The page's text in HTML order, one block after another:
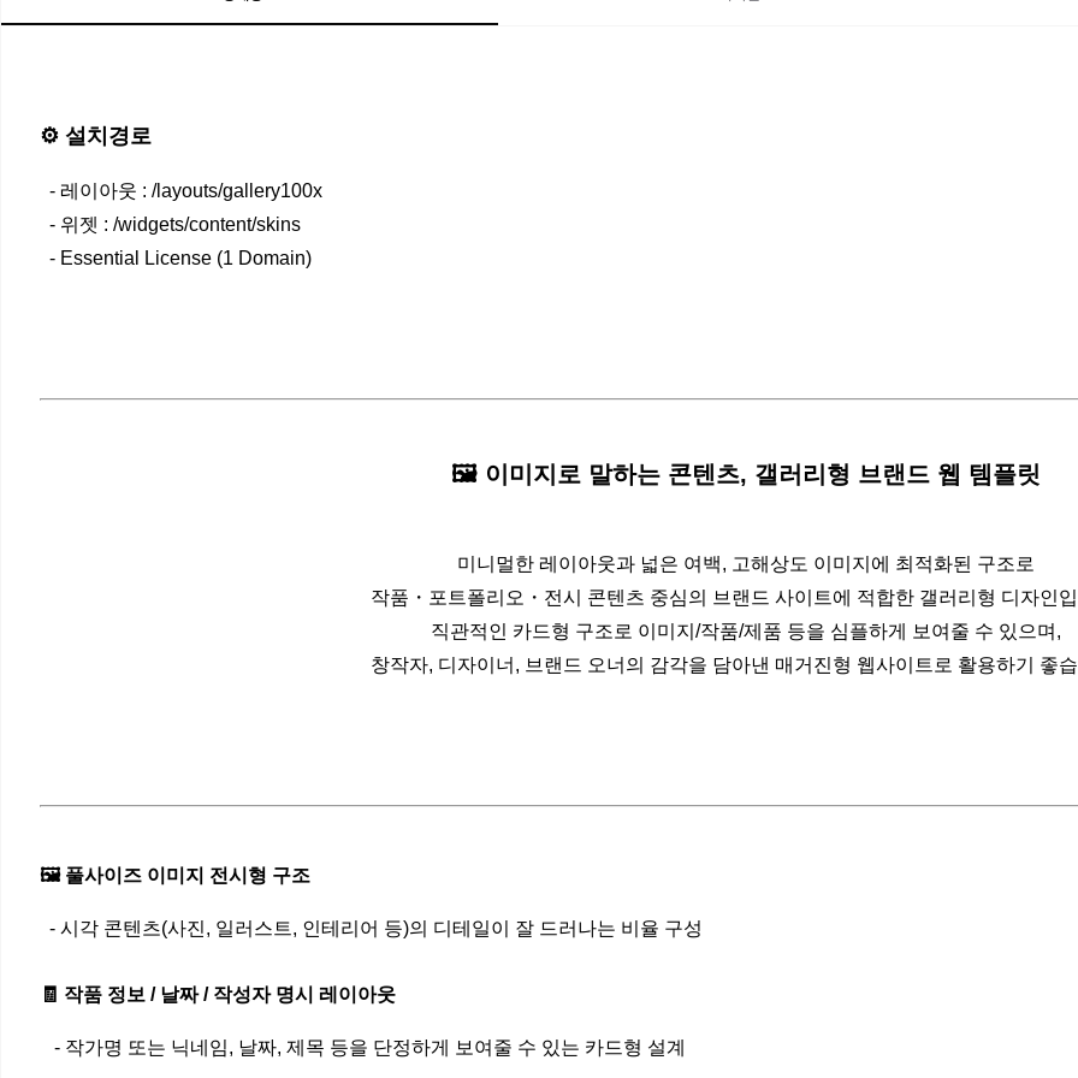
⚙️ 설치경로
- 레이아웃 : /layouts/gallery100x
- 위젯 : /widgets/content/skins
- Essential License (1 Domain)
🖼️ 이미지로 말하는 콘텐츠, 갤러리형 브랜드 웹 템플릿
미니멀한 레이아웃과 넓은 여백, 고해상도 이미지에 최적화된 구조로
작품・포트폴리오・전시 콘텐츠 중심의 브랜드 사이트에 적합한 갤러리형 디자인
직관적인 카드형 구조로 이미지/작품/제품 등을 심플하게 보여줄 수 있으며,
창작자, 디자이너, 브랜드 오너의 감각을 담아낸 매거진형 웹사이트로 활용하기 좋
🖼️ 풀사이즈 이미지 전시형 구조
- 시각 콘텐츠(사진, 일러스트, 인테리어 등)의 디테일이 잘 드러나는 비율 구성
🧾 작품 정보 / 날짜 / 작성자 명시 레이아웃
- 작가명 또는 닉네임, 날짜, 제목 등을 단정하게 보여줄 수 있는 카드형 설계